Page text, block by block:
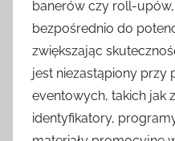
banerów czy roll-
bezpośrednio do
zwiększając
jest niezastąpiony przy
eventowych, takich jak
identyfikatory,